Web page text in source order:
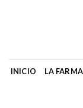
INICIO LA